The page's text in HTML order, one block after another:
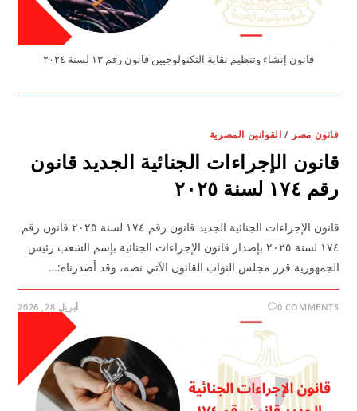
قانون إنشاء وتنظيم نقابة التكنولوجيين قانون رقم ١٣ لسنة ٢٠٢٤
قانون مصر / القوانين المصرية
قانون الإجراءات الجنائية الجديد قانون
رقم ١٧٤ لسنة ٢٠٢٥
قانون الإجراءات الجنائية الجديد قانون رقم ١٧٤ لسنة ٢٠٢٥ قانون رقم
١٧٤ لسنة ٢٠٢٥ بإصدار قانون الإجراءات الجنائية بإسم الشعب رئيس
الجمهورية قرر مجلس النواب القانون الآتي نصه، وقد أصدرناه:…
0 COMMENTS أبريل 28, 2026